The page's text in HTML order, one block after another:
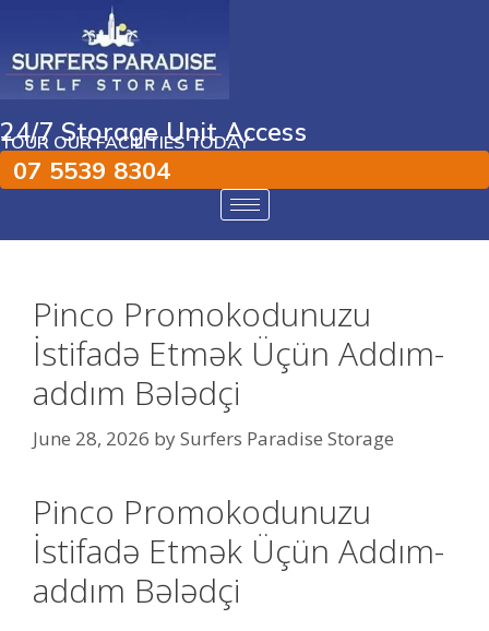
24/7 Storage Unit Access
TOUR OUR FACILITIES TODAY
07 5539 8304
Pinco Promokodunuzu
İstifadə Etmək Üçün Addım-
addım Bələdçi
June 28, 2026 bySurfers Paradise Storage
Pinco Promokodunuzu
İstifadə Etmək Üçün Addım-
addım Bələdçi